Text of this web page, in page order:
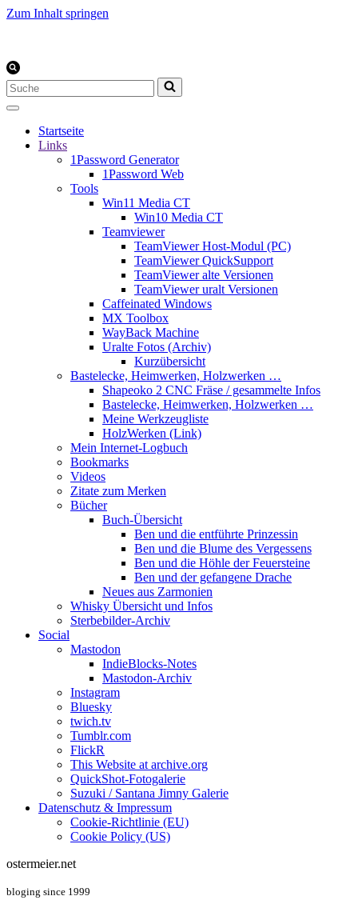
Zum Inhalt springen
Suchen
nach …
Startseite
Links
1Password Generator
1Password Web
Tools
Win11 Media CT
Win10 Media CT
Teamviewer
TeamViewer Host-Modul (PC)
TeamViewer QuickSupport
TeamViewer alte Versionen
TeamViewer uralt Versionen
Caffeinated Windows
MX Toolbox
WayBack Machine
Uralte Fotos (Archiv)
Kurzübersicht
Bastelecke, Heimwerken, Holzwerken …
Shapeoko 2 CNC Fräse / gesammelte Infos
Bastelecke, Heimwerken, Holzwerken …
Meine Werkzeugliste
HolzWerken (Link)
Mein Internet-Logbuch
Bookmarks
Videos
Zitate zum Merken
Bücher
Buch-Übersicht
Ben und die entführte Prinzessin
Ben und die Blume des Vergessens
Ben und die Höhle der Feuersteine
Ben und der gefangene Drache
Neues aus Zarmonien
Whisky Übersicht und Infos
Sterbebilder-Archiv
Social
Mastodon
IndieBlocks-Notes
Mastodon-Archiv
Instagram
Bluesky
twich.tv
Tumblr.com
FlickR
This Website at archive.org
QuickShot-Fotogalerie
Suzuki / Santana Jimny Galerie
Datenschutz & Impressum
Cookie-Richtlinie (EU)
Cookie Policy (US)
ostermeier.net
bloging since 1999